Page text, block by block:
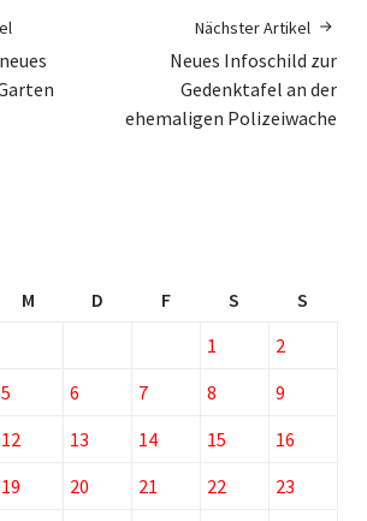
Nächster Artikel
Neues Infoschild zur
Gedenktafel an der
ehemaligen Polizeiwache
M D F S
S
1
2
5 6 7 8
9
12 13 14 15
16
19 20 21 22
23